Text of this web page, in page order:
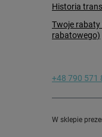
Historia
Twoje
rabatowego)
+48 790 571
W sklepie